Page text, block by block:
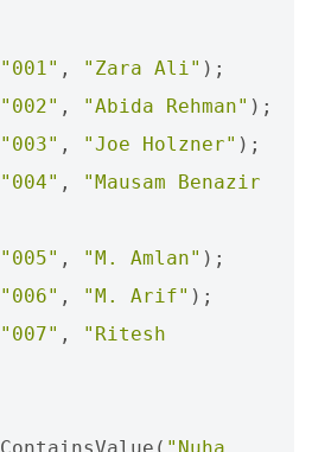
"001" , "Zara Ali" );
"002" , "Abida Rehman" );
"003" , "Joe Holzner" );
"004" ,
"Mausam Benazir
"005" , "M. Amlan" );
"006" , "M. Arif" );
"007" ,
"Ritesh